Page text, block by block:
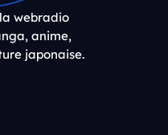
webradio
anime,
japonaise.